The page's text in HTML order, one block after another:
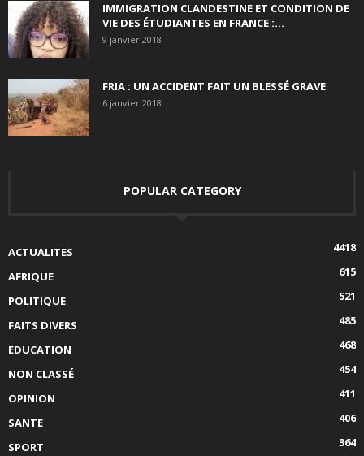
IMMIGRATION CLANDESTINE ET CONDITION DE
VIE DES ÉTUDIANTES EN FRANCE :...
9 janvier 2018
FRIA : UN ACCIDENT FAIT UN BLESSÉ GRAVE
6 janvier 2018
POPULAR CATEGORY
ACTUALITES
4418
AFRIQUE
615
POLITIQUE
521
FAITS DIVERS
485
EDUCATION
468
NON CLASSÉ
454
OPINION
411
SANTE
406
SPORT
364